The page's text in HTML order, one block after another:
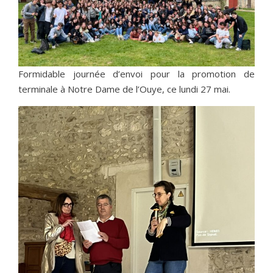
Formidable journée d’envoi pour la promotion de
terminale à Notre Dame de l’Ouye, ce lundi 27 mai.